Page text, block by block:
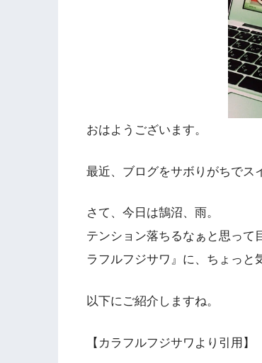
おはようございます。
最近、ブログをサボりがちでス
さて、今日は鵠沼、雨。
テンション落ちるなぁと思って
ラフルフジサワ』に、ちょっと
以下にご紹介しますね。
【カラフルフジサワより引用】